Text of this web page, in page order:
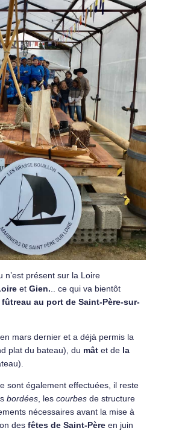
n’est présent sur la Loire
et Gien. .. ce qui va bientôt
fûtreau au port de Saint-Père-sur-
mars dernier et a déjà permis la
plat du bateau), du mât et de la
sont également effectuées, il reste
bordées , les courbes de structure
nécessaires avant la mise à
des fêtes de Saint-Père en juin